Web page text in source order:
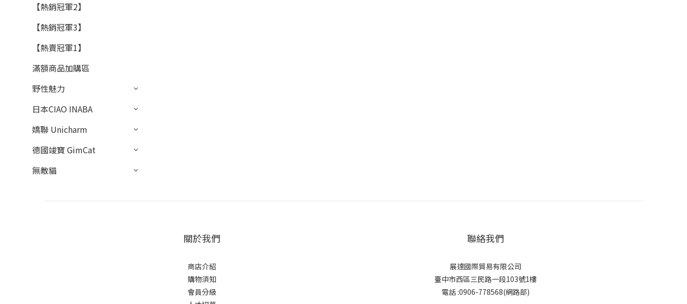
【熱銷冠軍2】
【熱銷冠軍3】
【熱賣冠軍1】
滿額商品加購區
野性魅力
日本CIAO INABA
嬌聯 Unicharm
德國竣寶 GimCat
無敵貓
關於我們
商店介紹
購物須知
會員分級
聯絡我們
展達國際貿易有限公司
臺中市西區三民路一段103號1樓
電話 :0906-778568(網路部)